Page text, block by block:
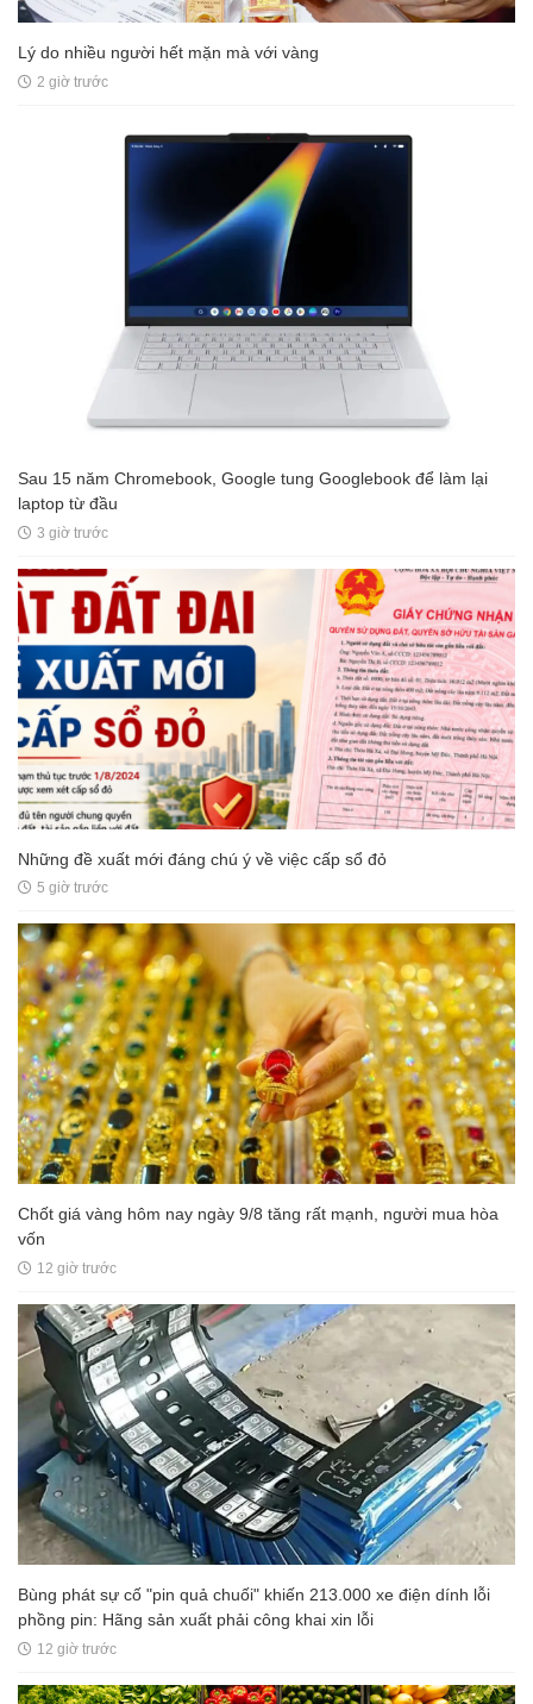
Lý do nhiều người hết mặn mà với vàng
2 giờ trước
Sau 15 năm Chromebook, Google tung Googlebook để làm lại
laptop từ đầu
3 giờ trước
Những đề xuất mới đáng chú ý về việc cấp sổ đỏ
5 giờ trước
Chốt giá vàng hôm nay ngày 9/8 tăng rất mạnh, người mua hòa
vốn
12 giờ trước
Bùng phát sự cố "pin quả chuối" khiến 213.000 xe điện dính lỗi
phồng pin: Hãng sản xuất phải công khai xin lỗi
12 giờ trước